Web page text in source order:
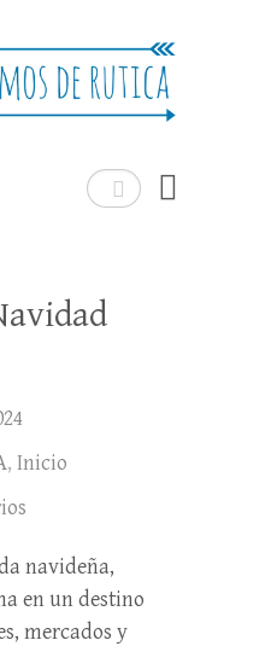
Buscar
Rutica
, Inicio
navideña,
en un destino
mercados y